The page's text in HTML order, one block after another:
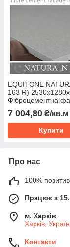
EQUITONE
163 R)
Фіброцементна
панель ЕКВІТОН
7 004,80 ₴/кв.м
Купити
Про нас
100%
Працює з
м. Харків
Харків,
Контакти